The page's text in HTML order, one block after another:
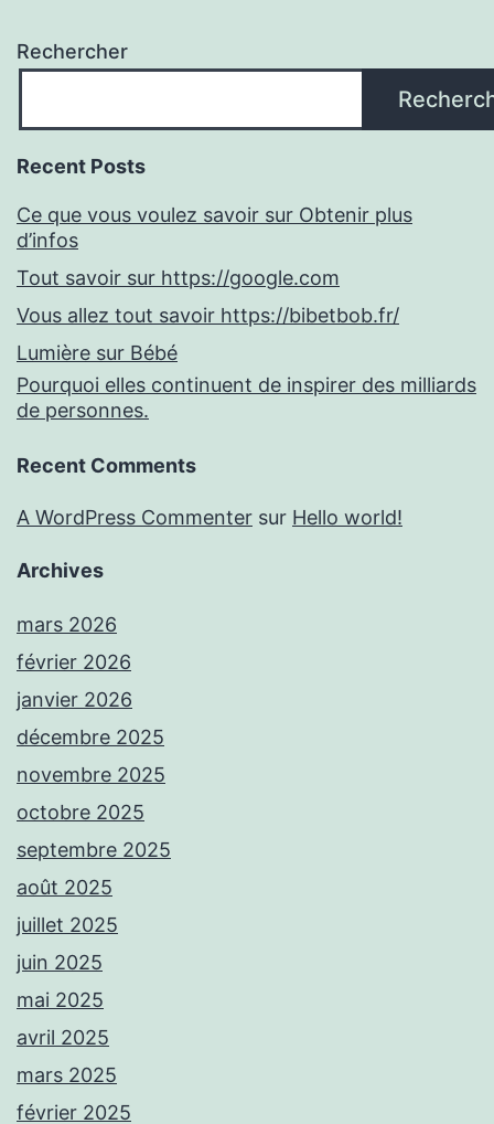
Rechercher
Recent Posts
Ce que vous voulez savoir sur Obtenir plus
d’infos
Tout savoir sur https://google.com
Vous allez tout savoir https://bibetbob.fr/
Lumière sur Bébé
Pourquoi elles continuent de inspirer des milliards
de personnes.
Recent Comments
A WordPress Commenter sur Hello world!
Archives
mars 2026
février 2026
janvier 2026
décembre 2025
novembre 2025
octobre 2025
septembre 2025
août 2025
juillet 2025
juin 2025
mai 2025
avril 2025
mars 2025
février 2025